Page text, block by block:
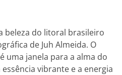
beleza do litoral brasileiro
de Juh Almeida. O
uma janela para a alma do
vibrante e a energia